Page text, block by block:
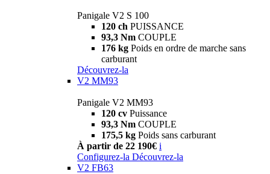
Panigale V2 S 100
120 ch PUISSANCE
93,3 Nm COUPLE
176 kg Poids en ordre de marche sans
carburant
Découvrez-la
V2 MM93
Panigale V2 MM93
120 cv Puissance
93,3 Nm COUPLE
175,5 kg Poids sans carburant
À partir de 22 190€ i
Configurez-la Découvrez-la
V2 FB63